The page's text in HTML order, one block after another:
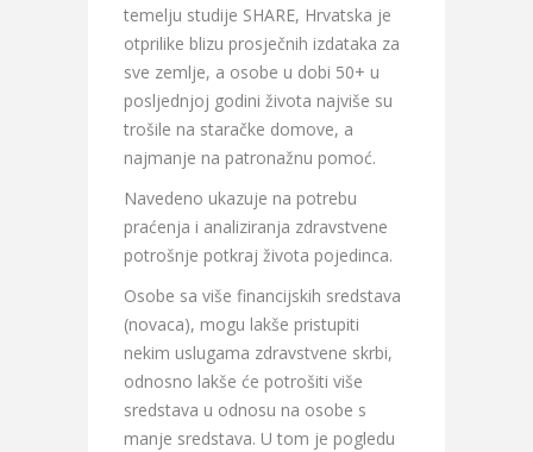
temelju studije SHARE, Hrvatska je
otprilike blizu prosječnih izdataka za
sve zemlje, a osobe u dobi 50+ u
posljednjoj godini života najviše su
trošile na staračke domove, a
najmanje na patronažnu pomoć.
Navedeno ukazuje na potrebu
praćenja i analiziranja zdravstvene
potrošnje potkraj života pojedinca.
Osobe sa više financijskih sredstava
(novaca), mogu lakše pristupiti
nekim uslugama zdravstvene skrbi,
odnosno lakše će potrošiti više
sredstava u odnosu na osobe s
manje sredstava. U tom je pogledu